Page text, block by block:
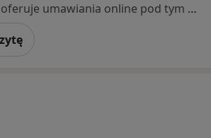
Specjalista nie oferuje umawiania online pod tym adresem.